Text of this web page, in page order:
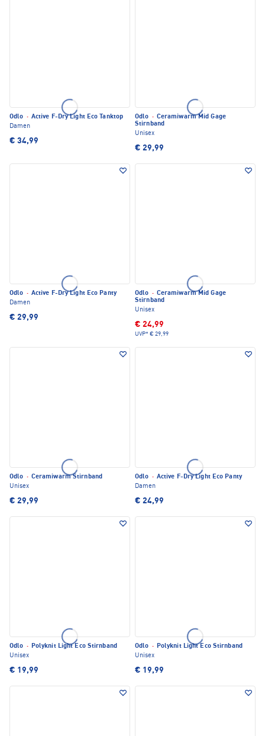
Odlo · Active F-Dry Light Eco Tanktop
Damen
€ 34,99
Odlo · Ceramiwarm Mid Gage
Stirnband
Unisex
€ 29,99
Odlo · Active F-Dry Light Eco Panty
Damen
€ 29,99
Odlo · Ceramiwarm Mid Gage
Stirnband
Unisex
€ 24,99
UVP* € 29,99
Odlo · Ceramiwarm Stirnband
Unisex
€ 29,99
Odlo · Active F-Dry Light Eco Panty
Damen
€ 24,99
Odlo · Polyknit Light Eco Stirnband
Unisex
€ 19,99
Odlo · Polyknit Light Eco Stirnband
Unisex
€ 19,99